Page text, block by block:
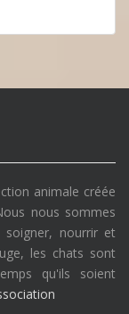
animale créée
nous sommes
soigner, nourrir et
les chats sont
qu'ils soient